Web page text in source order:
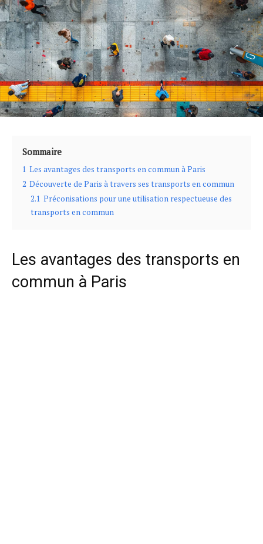
Sommaire
1 Les avantages des transports en commun à Paris
2 Découverte de Paris à travers ses transports en commun
2.1 Préconisations pour une utilisation respectueuse des
transports en commun
Les avantages des transports en
commun à Paris